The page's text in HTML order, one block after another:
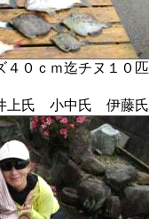
４０ｃｍ迄チヌ１０
上氏 小中氏 伊藤氏